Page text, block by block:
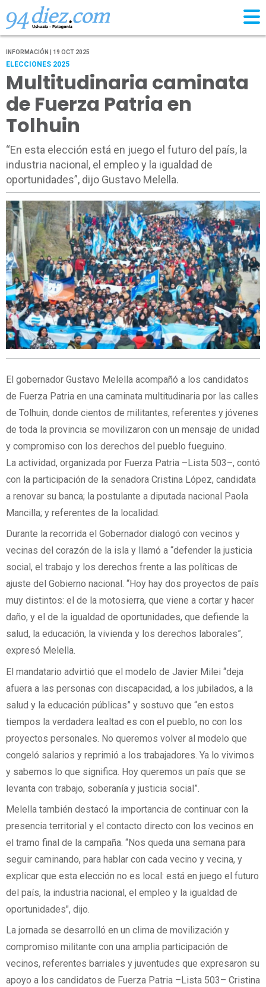
INFORMACIÓN | 19 OCT 2025
ELECCIONES 2025
Multitudinaria caminata
de Fuerza Patria en
Tolhuin
“En esta elección está en juego el futuro del país, la
industria nacional, el empleo y la igualdad de
oportunidades”, dijo Gustavo Melella.
El gobernador Gustavo Melella acompañó a los candidatos
de Fuerza Patria en una caminata multitudinaria por las calles
de Tolhuin, donde cientos de militantes, referentes y jóvenes
de toda la provincia se movilizaron con un mensaje de unidad
y compromiso con los derechos del pueblo fueguino.
La actividad, organizada por Fuerza Patria –Lista 503–, contó
con la participación de la senadora Cristina López, candidata
a renovar su banca; la postulante a diputada nacional Paola
Mancilla; y referentes de la localidad.
Durante la recorrida el Gobernador dialogó con vecinos y
vecinas del corazón de la isla y llamó a “defender la justicia
social, el trabajo y los derechos frente a las políticas de
ajuste del Gobierno nacional. “Hoy hay dos proyectos de país
muy distintos: el de la motosierra, que viene a cortar y hacer
daño, y el de la igualdad de oportunidades, que defiende la
salud, la educación, la vivienda y los derechos laborales”,
expresó Melella.
El mandatario advirtió que el modelo de Javier Milei “deja
afuera a las personas con discapacidad, a los jubilados, a la
salud y la educación públicas” y sostuvo que “en estos
tiempos la verdadera lealtad es con el pueblo, no con los
proyectos personales. No queremos volver al modelo que
congeló salarios y reprimió a los trabajadores. Ya lo vivimos
y sabemos lo que significa. Hoy queremos un país que se
levanta con trabajo, soberanía y justicia social”.
Melella también destacó la importancia de continuar con la
presencia territorial y el contacto directo con los vecinos en
el tramo final de la campaña. “Nos queda una semana para
seguir caminando, para hablar con cada vecino y vecina, y
explicar que esta elección no es local: está en juego el futuro
del país, la industria nacional, el empleo y la igualdad de
oportunidades", dijo.
La jornada se desarrolló en un clima de movilización y
compromiso militante con una amplia participación de
vecinos, referentes barriales y juventudes que expresaron su
apoyo a los candidatos de Fuerza Patria –Lista 503– Cristina